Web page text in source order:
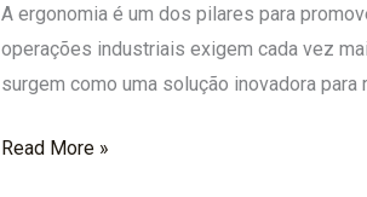
A ergonomia é um dos pilares para
operações industriais exigem cada vez
surgem como uma solução inovadora
da
ergonomia
nas
Read More »